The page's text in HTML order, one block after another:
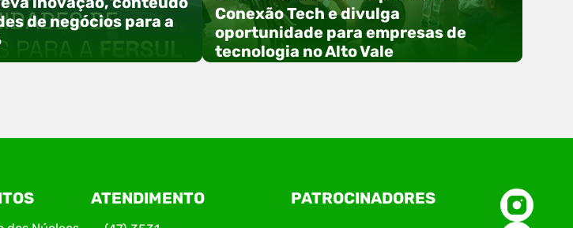
de negócios para a
Multissetorial do Alto Vale
nos dias 12, 13 e 14 de agosto
de Eventos Hermann
Conexão Tech e divulga
oportunidade para empresas de
tecnologia no Alto Vale
O Polo ACATE-ACIRS, por meio do NIAVI – Núcleo
de Tecnologia da Informação do Alto Vale do
ATENDIMENTO PATROCINADORES